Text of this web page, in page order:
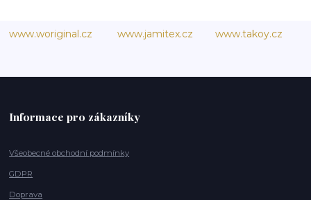
www.woriginal.cz www.jamitex.cz www.takoy.cz
Informace pro zákazníky
Všeobecné obchodní podmínky
GDPR
Doprava